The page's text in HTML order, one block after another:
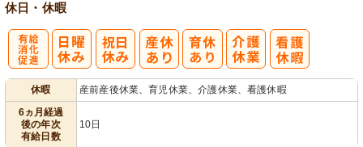
休日・休暇
休暇
産前産後休業、育児休業、介護休業、看護休暇
6ヵ月経過
後の年次
有給日数
10日